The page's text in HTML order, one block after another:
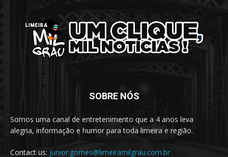
SOBRE NÓS
Somos uma canal de entretenimento que a 4 anos leva
alegria, informação e humor para toda limeira e região.
Contact us: junior.gomes@limeiramilgrau.com.br